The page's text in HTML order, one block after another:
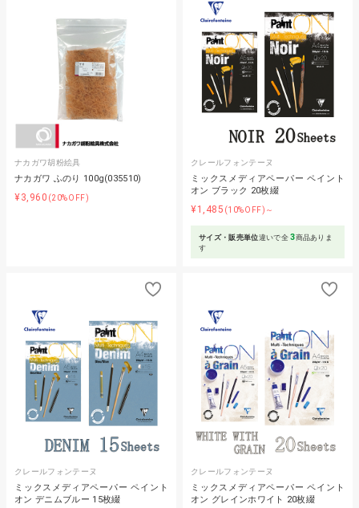
ナカガワ胡粉絵具
ナカガワ ふのり 100g(035510)
¥3,960 (20%OFF)
クレールフォンテーヌ
ミックスメディアペーパー ペイント
オン ブラック 20枚綴
¥1,485 (10%OFF)～
サイズ・販売単位違いで全3商品ありま
す
クレールフォンテーヌ
ミックスメディアペーパー ペイント
オン デニムブルー 15枚綴
クレールフォンテーヌ
ミックスメディアペーパー ペイント
オン グレインホワイト 20枚綴